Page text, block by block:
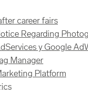
career fairs
Regarding
y Google
Manager
Platform